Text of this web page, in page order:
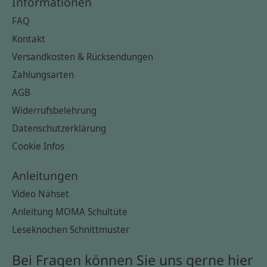
FAQ
Kontakt
Versandkosten & Rücksendungen
Zahlungsarten
AGB
Widerrufsbelehrung
Datenschutzerklärung
Cookie Infos
Anleitungen
Video Nähset
Anleitung MOMA Schultüte
Leseknochen Schnittmuster
Bei Fragen können Sie uns gerne hier